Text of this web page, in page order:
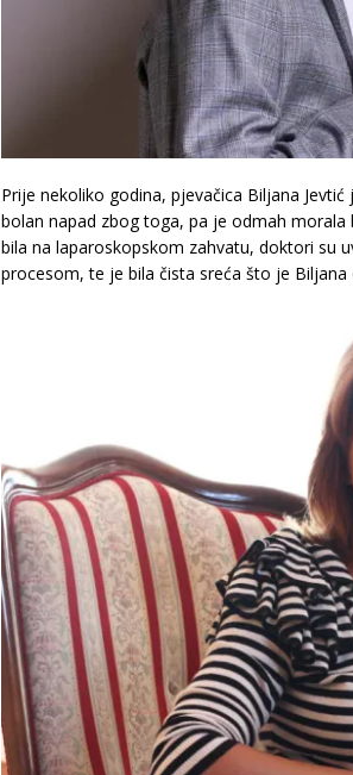
Prije nekoliko godina, pjevačica Biljana
bolan napad zbog toga, pa je odmah
bila na laparoskopskom zahvatu, doktori su
procesom, te je bila čista sreća što je